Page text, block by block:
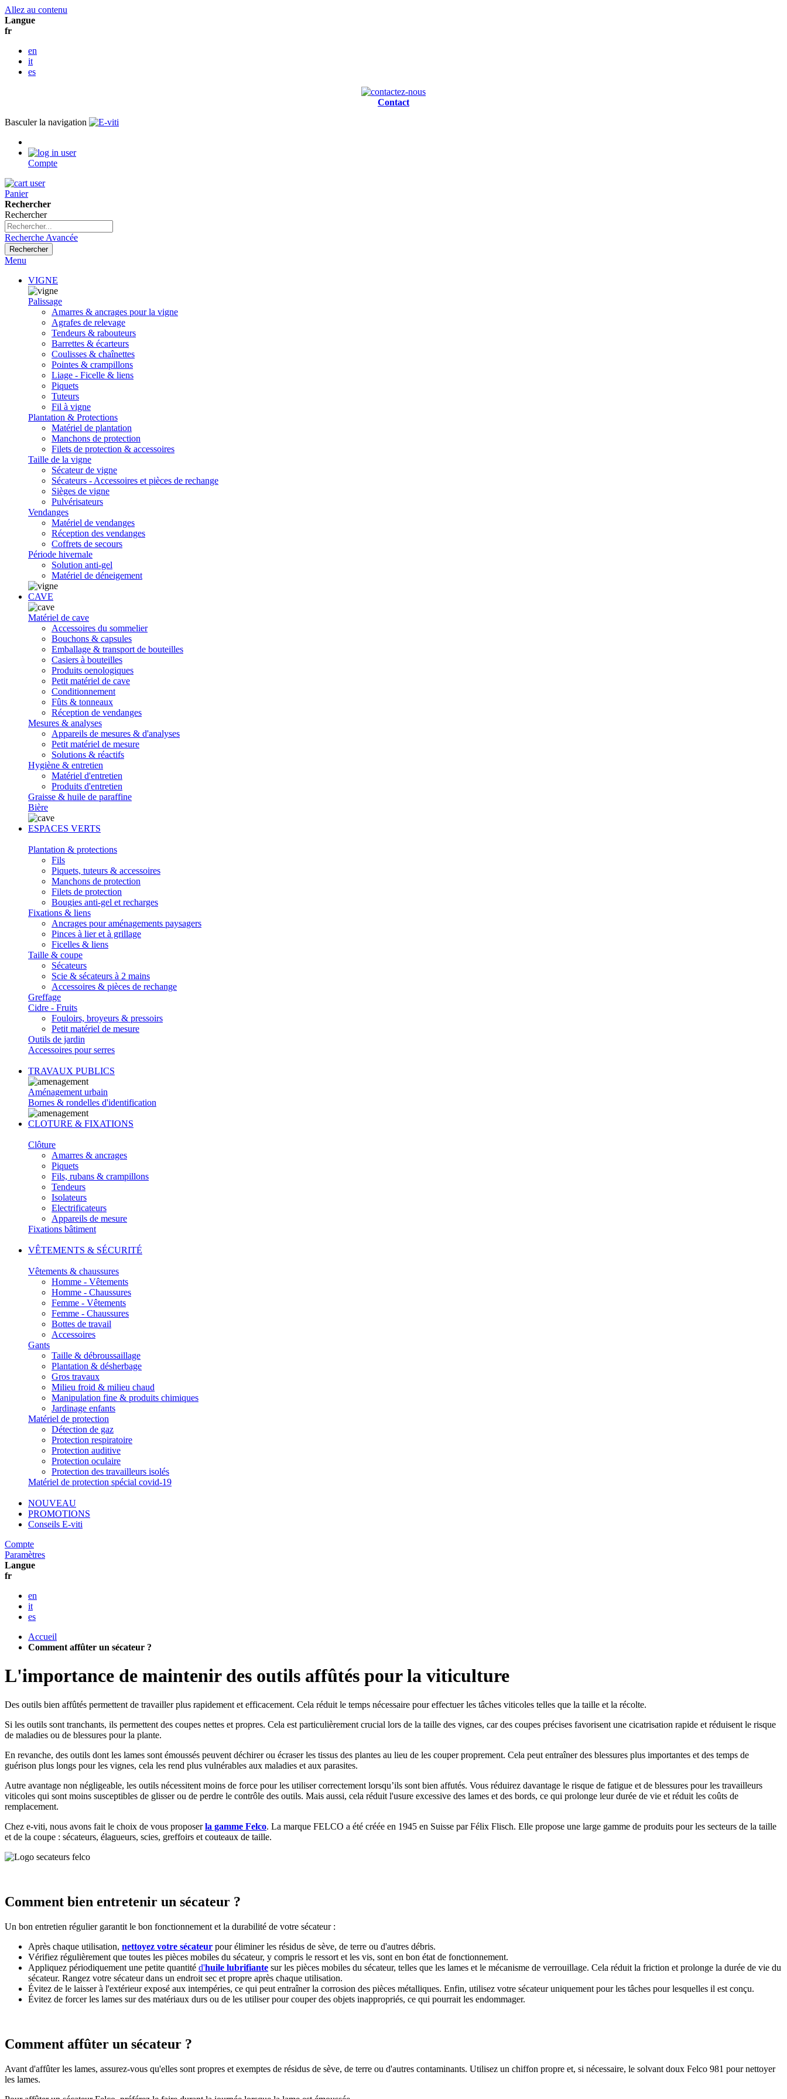
Allez au contenu
Langue
fr
en
it
es
Contact
Basculer la navigation
Compte
Panier
Rechercher
Rechercher
Recherche Avancée
Rechercher
Menu
VIGNE
Palissage
Amarres & ancrages pour la vigne
Agrafes de relevage
Tendeurs & rabouteurs
Barrettes & écarteurs
Coulisses & chaînettes
Pointes & crampillons
Liage - Ficelle & liens
Piquets
Tuteurs
Fil à vigne
Plantation & Protections
Matériel de plantation
Manchons de protection
Filets de protection & accessoires
Taille de la vigne
Sécateur de vigne
Sécateurs - Accessoires et pièces de rechange
Sièges de vigne
Pulvérisateurs
Vendanges
Matériel de vendanges
Réception des vendanges
Coffrets de secours
Période hivernale
Solution anti-gel
Matériel de déneigement
CAVE
Matériel de cave
Accessoires du sommelier
Bouchons & capsules
Emballage & transport de bouteilles
Casiers à bouteilles
Produits oenologiques
Petit matériel de cave
Conditionnement
Fûts & tonneaux
Réception de vendanges
Mesures & analyses
Appareils de mesures & d'analyses
Petit matériel de mesure
Solutions & réactifs
Hygiène & entretien
Matériel d'entretien
Produits d'entretien
Graisse & huile de paraffine
Bière
ESPACES VERTS
Plantation & protections
Fils
Piquets, tuteurs & accessoires
Manchons de protection
Filets de protection
Bougies anti-gel et recharges
Fixations & liens
Ancrages pour aménagements paysagers
Pinces à lier et à grillage
Ficelles & liens
Taille & coupe
Sécateurs
Scie & sécateurs à 2 mains
Accessoires & pièces de rechange
Greffage
Cidre - Fruits
Fouloirs, broyeurs & pressoirs
Petit matériel de mesure
Outils de jardin
Accessoires pour serres
TRAVAUX PUBLICS
Aménagement urbain
Bornes & rondelles d'identification
CLOTURE & FIXATIONS
Clôture
Amarres & ancrages
Piquets
Fils, rubans & crampillons
Tendeurs
Isolateurs
Electrificateurs
Appareils de mesure
Fixations bâtiment
VÊTEMENTS & SÉCURITÉ
Vêtements & chaussures
Homme - Vêtements
Homme - Chaussures
Femme - Vêtements
Femme - Chaussures
Bottes de travail
Accessoires
Gants
Taille & débroussaillage
Plantation & désherbage
Gros travaux
Milieu froid & milieu chaud
Manipulation fine & produits chimiques
Jardinage enfants
Matériel de protection
Détection de gaz
Protection respiratoire
Protection auditive
Protection oculaire
Protection des travailleurs isolés
Matériel de protection spécial covid-19
NOUVEAU
PROMOTIONS
Conseils E-viti
Compte
Paramètres
Langue
fr
en
it
es
Accueil
Comment affûter un sécateur ?
L'importance de maintenir des outils affûtés pour la viticulture
Des outils bien affûtés permettent de travailler plus rapidement et efficacement. Cela réduit le temps nécessaire pour effectuer les tâches viticoles telles que la taille et la récolte.
Si les outils sont tranchants, ils permettent des coupes nettes et propres. Cela est particulièrement crucial lors de la taille des vignes, car des coupes précises favorisent une cicatrisation rapide et réduisent le risque
de maladies ou de blessures pour la plante.
En revanche, des outils dont les lames sont émoussés peuvent déchirer ou écraser les tissus des plantes au lieu de les couper proprement. Cela peut entraîner des blessures plus importantes et des temps de
guérison plus longs pour les vignes, cela les rend plus vulnérables aux maladies et aux parasites.
Autre avantage non négligeable, les outils nécessitent moins de force pour les utiliser correctement lorsqu’ils sont bien affutés. Vous réduirez davantage le risque de fatigue et de blessures pour les travailleurs
viticoles qui sont moins susceptibles de glisser ou de perdre le contrôle des outils. Mais aussi, cela réduit l'usure excessive des lames et des bords, ce qui prolonge leur durée de vie et réduit les coûts de
remplacement.
Chez e-viti, nous avons fait le choix de vous proposerla gamme Felco. La marque FELCO a été créée en 1945 en Suisse par Félix Flisch. Elle propose une large gamme de produits pour les secteurs de la taille
et de la coupe : sécateurs, élagueurs, scies, greffoirs et couteaux de taille.
Comment bien entretenir un sécateur ?
Un bon entretien régulier garantit le bon fonctionnement et la durabilité de votre sécateur :
Après chaque utilisation, nettoyez votre sécateur pour éliminer les résidus de sève, de terre ou d'autres débris.
Vérifiez régulièrement que toutes les pièces mobiles du sécateur, y compris le ressort et les vis, sont en bon état de fonctionnement.
Appliquez périodiquement une petite quantité d'huile lubrifiante sur les pièces mobiles du sécateur, telles que les lames et le mécanisme de verrouillage. Cela réduit la friction et prolonge la durée de vie du
sécateur. Rangez votre sécateur dans un endroit sec et propre après chaque utilisation.
Évitez de le laisser à l'extérieur exposé aux intempéries, ce qui peut entraîner la corrosion des pièces métalliques. Enfin, utilisez votre sécateur uniquement pour les tâches pour lesquelles il est conçu.
Évitez de forcer les lames sur des matériaux durs ou de les utiliser pour couper des objets inappropriés, ce qui pourrait les endommager.
Comment affûter un sécateur ?
Avant d'affûter les lames, assurez-vous qu'elles sont propres et exemptes de résidus de sève, de terre ou d'autres contaminants. Utilisez un chiffon propre et, si nécessaire, le solvant doux Felco 981 pour nettoyer
les lames.